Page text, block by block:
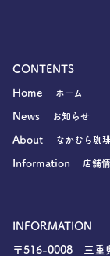
CONTENTS
Home ホーム
News お知らせ
About なかむら珈
Information 店舗
INFORMATION
〒516-0008 三重